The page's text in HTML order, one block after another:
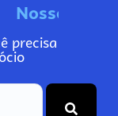
Nosso
precisa